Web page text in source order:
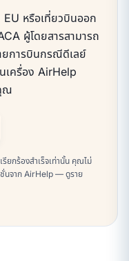
EU หรือเที่ยวบินออก
ผู้โดยสารสามารถ
ยการบินกรณีดีเลย์
เครื่อง AirHelp
ณ
ยกร้องสำเร็จเท่านั้น คุณไม่
นจาก AirHelp — ดูราย